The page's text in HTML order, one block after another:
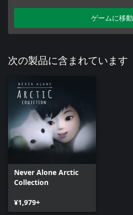
ゲームに移動
次の製品に含まれています
Never Alone Arctic
Collection
¥1,979+